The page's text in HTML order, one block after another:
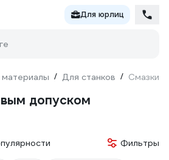
Для юрлиц
/ Для станков / Смазки
допуском
Фильтры